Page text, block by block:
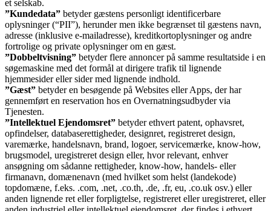
et selskab.
”Kundedata” betyder gæstens personligt identificerbare
oplysninger (“PII”), herunder men ikke begrænset til gæstens navn,
adresse (inklusive e-mailadresse), kreditkortoplysninger og andre
fortrolige og private oplysninger om en gæst.
”Dobbeltvisning” betyder flere annoncer på samme resultatside i en
søgemaskine med det formål at dirigere trafik til lignende
hjemmesider eller sider med lignende indhold.
”Gæst” betyder en besøgende på Websites eller Apps, der har
gennemført en reservation hos en Overnatningsudbyder via
Tjenesten.
”Intellektuel Ejendomsret” betyder ethvert patent, ophavsret,
opfindelser, databaserettigheder, designret, registreret design,
varemærke, handelsnavn, brand, logoer, servicemærke, know-how,
brugsmodel, uregistreret design eller, hvor relevant, enhver
ansøgning om sådanne rettigheder, know-how, handels- eller
firmanavn, domænenavn (med hvilket som helst (landekode)
topdomæne, f.eks. .com, .net, .co.th, .de, .fr, eu, .co.uk osv.) eller
anden lignende ret eller forpligtelse, registreret eller uregistreret, eller